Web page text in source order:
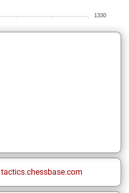
1330
tactics.chessbase.com